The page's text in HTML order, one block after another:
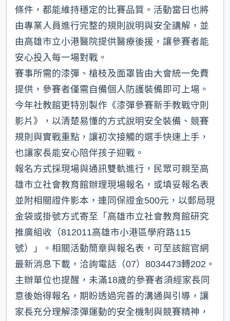
條件，都能維持穩定的比賽品質。活動當日也將
由專業人員進行完整的規則說明與安全講解，並
由高雄市立小港醫院提供醫療後援，讓參賽者能
安心投入每一場對戰。
賽事所需的漆彈、槍枝及面罩皆由大會統一免費
提供，參賽者僅需自備個人防護裝備即可上場。
今年社教館更特別製作《漆彈參賽新手教戰守則
影片》，以清楚易懂的方式說明安全裝備、競賽
規則與實戰重點，讓初次接觸的選手快速上手，
也讓家長能安心陪伴孩子迎戰。
報名方式採現場與通訊雙軌進行，民眾可親至高
雄市立社會教育館辦理現場報名，或填妥報名表
並附相關證件影本，連同保證金500元，以郵局現
金袋或掛號方式寄至「高雄市立社會教育館研究
推廣組收（812011高雄市小港區學府路115
號）」。相關活動簡章與報名表，可至該館官網
最新消息下載，洽詢電話（07）8034473轉202。
主辦單位也提醒，未滿18歲的參賽者須經家長同
意後始得報名，期盼透過完善的溝通與引導，讓
家長充分理解漆彈運動的安全機制與競賽精神，